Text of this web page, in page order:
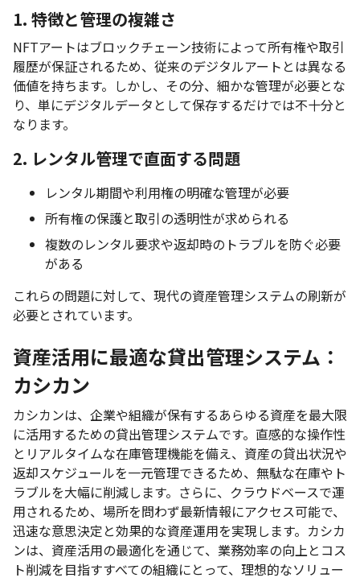
1. 特徴と管理の複雑さ
NFTアートはブロックチェーン技術によって所有権や取引
履歴が保証されるため、従来のデジタルアートとは異なる
価値を持ちます。しかし、その分、細かな管理が必要とな
り、単にデジタルデータとして保存するだけでは不十分と
なります。
2. レンタル管理で直面する問題
レンタル期間や利用権の明確な管理が必要
所有権の保護と取引の透明性が求められる
複数のレンタル要求や返却時のトラブルを防ぐ必要
がある
これらの問題に対して、現代の資産管理システムの刷新が
必要とされています。
資産活用に最適な貸出管理システム：
カシカン
カシカンは、企業や組織が保有するあらゆる資産を最大限
に活用するための貸出管理システムです。直感的な操作性
とリアルタイムな在庫管理機能を備え、資産の貸出状況や
返却スケジュールを一元管理できるため、無駄な在庫やト
ラブルを大幅に削減します。さらに、クラウドベースで運
用されるため、場所を問わず最新情報にアクセス可能で、
迅速な意思決定と効果的な資産運用を実現します。カシカ
ンは、資産活用の最適化を通じて、業務効率の向上とコス
ト削減を目指すすべての組織にとって、理想的なソリュー